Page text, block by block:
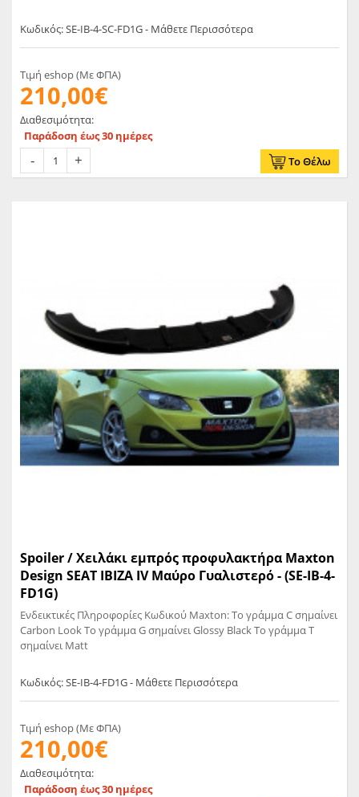
Κωδικός: SE-IB-4-SC-FD1G - Μάθετε Περισσότερα
Τιμή eshop (Με ΦΠΑ)
210,00€
Διαθεσιμότητα:
Παράδοση έως 30 ημέρες
Το Θέλω
Spoiler / Χειλάκι εμπρός προφυλακτήρα Maxton
Design SEAT IBIZA IV Μαύρο Γυαλιστερό - (SE-IB-4-
FD1G)
Ενδεικτικές Πληροφορίες Κωδικού Maxton: Το γράμμα C σημαίνει
Carbon Look Το γράμμα G σημαίνει Glossy Black Το γράμμα T
σημαίνει Matt
Κωδικός: SE-IB-4-FD1G - Μάθετε Περισσότερα
Τιμή eshop (Με ΦΠΑ)
210,00€
Διαθεσιμότητα:
Παράδοση έως 30 ημέρες